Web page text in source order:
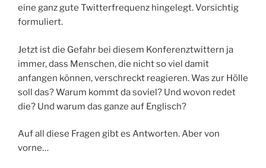
eine ganz gute Twitterfrequenz hingelegt. Vorsichtig
formuliert.
Jetzt ist die Gefahr bei diesem Konferenztwittern ja
immer, dass Menschen, die nicht so viel damit
anfangen können, verschreckt reagieren. Was zur Hölle
soll das? Warum kommt da soviel? Und wovon redet
die? Und warum das ganze auf Englisch?
Auf all diese Fragen gibt es Antworten. Aber von
vorne…